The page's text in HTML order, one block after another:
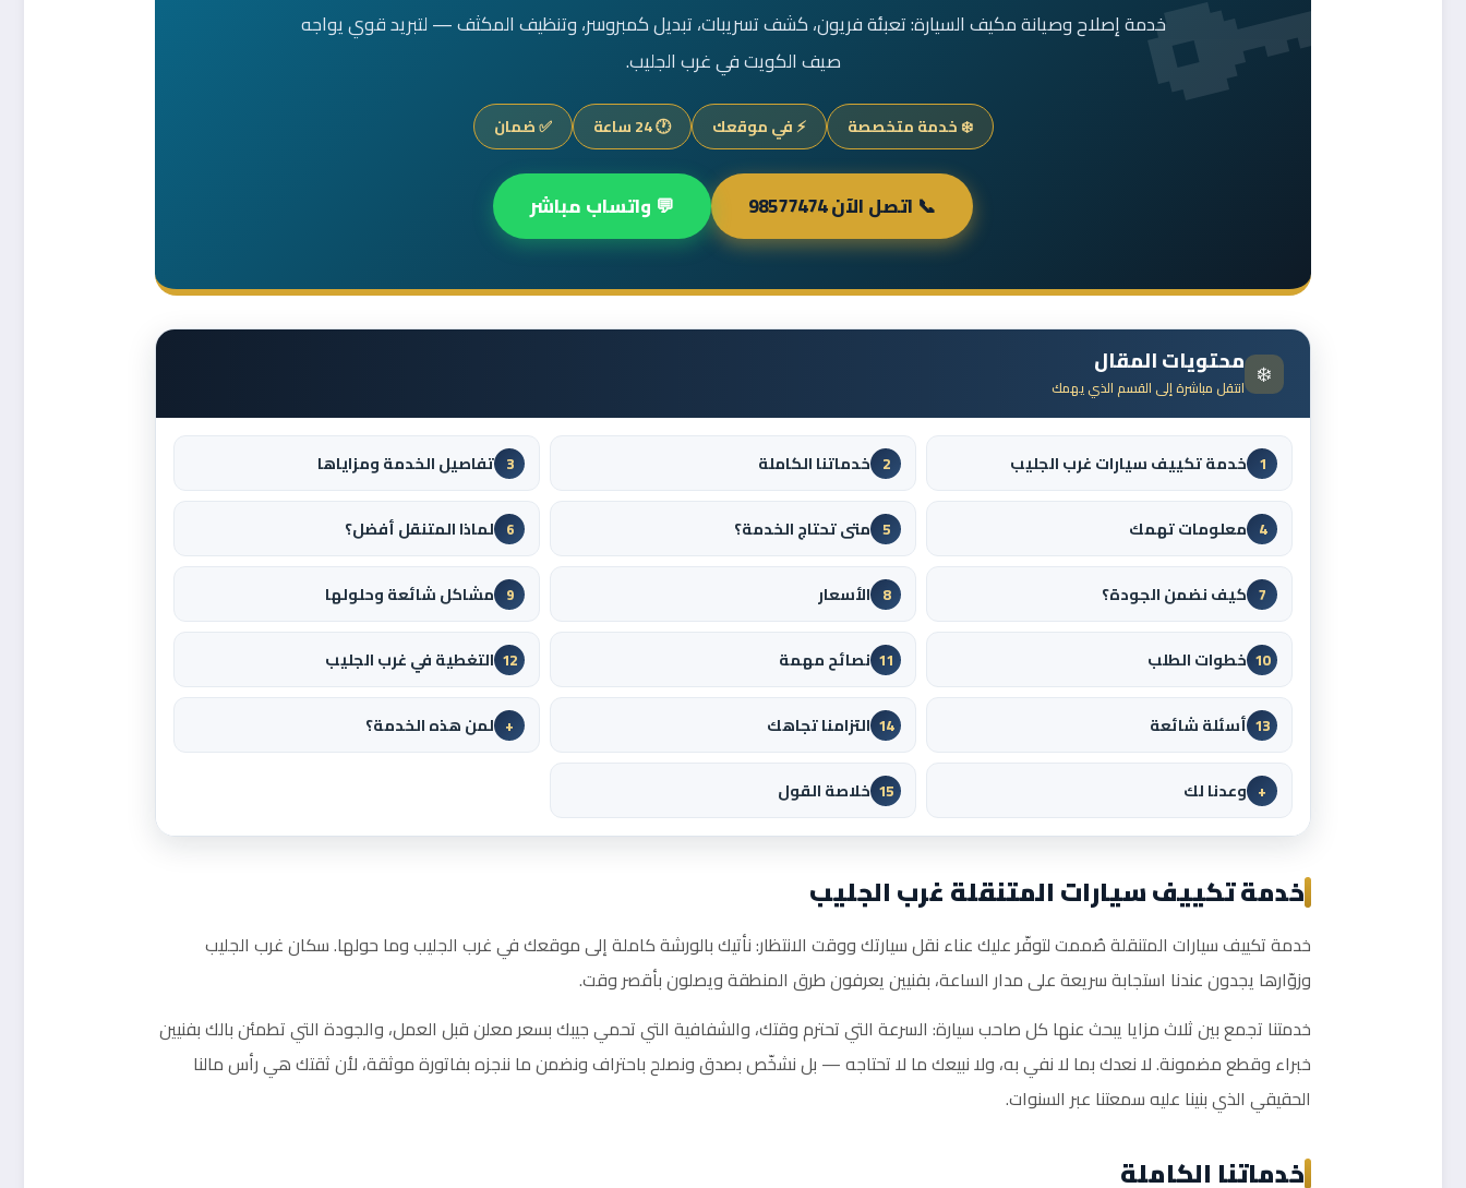
خدمة إصلاح وصيانة مكيف السيارة: تعبئة فريون، كشف تسريبات، تبديل كمبروسر، وتنظيف المكثف — لتبريد قوي يواجه
صيف الكويت في غرب الجليب.
❄️ خدمة متخصصة ⚡ في موقعك 🕐 24 ساعة ✅ ضمان
📞 اتصل الآن 98577474 💬 واتساب مباشر
❄️ محتويات المقال
انتقل مباشرة إلى القسم الذي يهمك
1 خدمة تكييف سيارات غرب الجليب 2 خدماتنا الكاملة 3 تفاصيل الخدمة ومزاياها
4 معلومات تهمك 5 متى تحتاج الخدمة؟ 6 لماذا المتنقل أفضل؟
7 كيف نضمن الجودة؟ 8 الأسعار 9 مشاكل شائعة وحلولها
10 خطوات الطلب 11 نصائح مهمة 12 التغطية في غرب الجليب
13 أسئلة شائعة 14 التزامنا تجاهك + لمن هذه الخدمة؟
+ وعدنا لك 15 خلاصة القول
خدمة تكييف سيارات المتنقلة غرب الجليب
خدمة تكييف سيارات المتنقلة صُممت لتوفّر عليك عناء نقل سيارتك ووقت الانتظار: نأتيك بالورشة كاملة إلى موقعك في غرب الجليب وما حولها. سكان غرب الجليب
وزوّارها يجدون عندنا استجابة سريعة على مدار الساعة، بفنيين يعرفون طرق المنطقة ويصلون بأقصر وقت.
خدمتنا تجمع بين ثلاث مزايا يبحث عنها كل صاحب سيارة: السرعة التي تحترم وقتك، والشفافية التي تحمي جيبك بسعر معلن قبل العمل، والجودة التي تطمئن بالك بفنيين
خبراء وقطع مضمونة. لا نعدك بما لا نفي به، ولا نبيعك ما لا تحتاجه — بل نشخّص بصدق ونصلح باحتراف ونضمن ما ننجزه بفاتورة موثقة، لأن ثقتك هي رأس مالنا
الحقيقي الذي بنينا عليه سمعتنا عبر السنوات.
خدماتنا الكاملة